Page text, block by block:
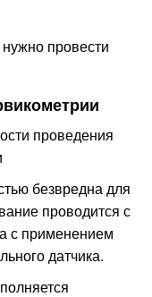
провести
безвредна для
проводится с
с применением
датчика.